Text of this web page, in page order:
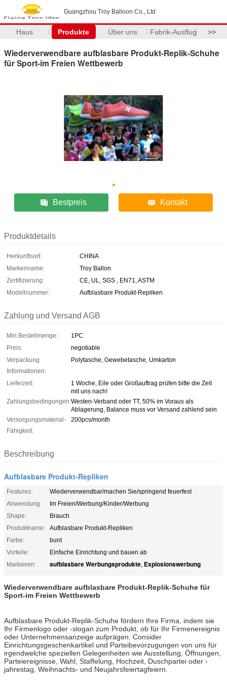
Guangzhou Troy Balloon Co., Ltd
Haus Produkte Über uns Fabrik-Ausflug >>
Wiederverwendbare aufblasbare Produkt-Replik-Schuhe
für Sport-im Freien Wettbewerb
Bestpreis Kontakt
Produktdetails
Herkunftsort:
CHINA
Markenname:
Troy Ballon
Zertifizierung:
CE, UL, SGS , EN71, ASTM
Modellnummer:
Aufblasbare Produkt-Repliken
Zahlung und Versand AGB
Min Bestellmenge:
1PC
Preis:
negotiable
Verpackung
Informationen:
Polytasche, Gewebetasche, Umkarton
Lieferzeit:
1 Woche, Eile oder Großauftrag prüfen bitte die Zeit
mit uns nach!
Zahlungsbedingungen:Westen-Verband oder TT, 50% im Voraus als
Ablagerung, Balance muss vor Versand zahlend sein
Versorgungsmaterial-
Fähigkeit:
200pcs/month
Beschreibung
Aufblasbare Produkt-Repliken
Features:
Wiederverwendbar/machen Sie/springend feuerfest
Anwendung:
Im Freien/Werbung/Kinder/Werbung
Shape:
Brauch
Produktname:
Aufblasbare Produkt-Repliken
Farbe:
bunt
Vorteile:
Einfache Einrichtung und bauen ab
Markieren:
aufblasbare Werbungsprodukte, Explosionswerbung
Wiederverwendbare aufblasbare Produkt-Replik-Schuhe für
Sport-im Freien Wettbewerb
Aufblasbare Produkt-Replik-Schuhe fördern Ihre Firma, indem sie
Ihr Firmenlogo oder -slogan zum Produkt, ob für Ihr Firmenereignis
oder Unternehmensanzeige aufprägen. Consider
Einrichtungsgeschenkartikel und Parteibevorzugungen von uns für
irgendwelche speziellen Gelegenheiten wie Ausstellung, Öffnungen,
Parteiereignisse, Wahl, Staffelung, Hochzeit, Duschpartei oder -
jahrestag, Weihnachts- und Neujahrsfeiertagfeiern.